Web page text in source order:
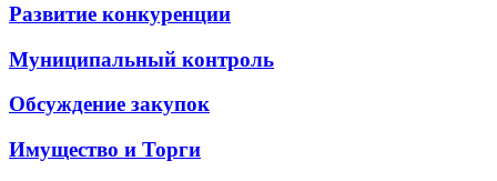
Развитие конкуренции
Муниципальный контроль
Обсуждение закупок
Имущество и Торги